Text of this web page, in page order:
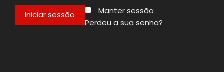
Manter sessão
Perdeu a sua senha?